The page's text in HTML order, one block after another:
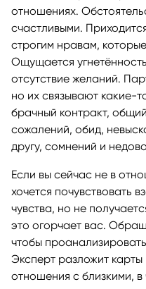
отношениях.
счастливыми.
строгим нравам,
Ощущается
отсутствие желаний.
но их связывают какие-
брачный контракт,
сожалений, обид,
другу, сомнений и
Если вы сейчас не в
хочется почувствовать
чувства, но не
это огорчает вас.
чтобы
Эксперт разложит карты
отношения с близкими,